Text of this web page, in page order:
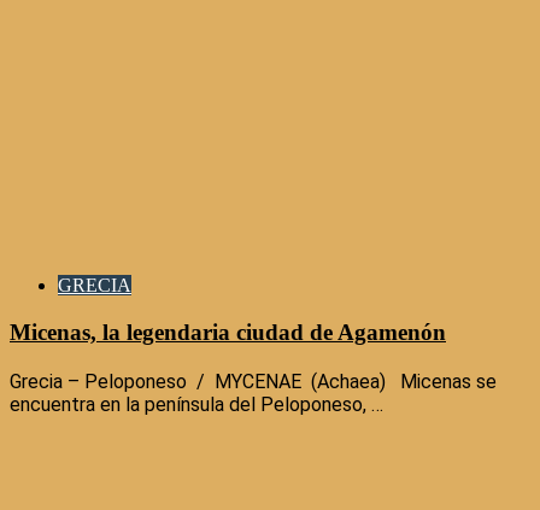
GRECIA
Micenas, la legendaria ciudad de Agamenón
Grecia – Peloponeso / MYCENAE (Achaea) Micenas se
encuentra en la península del Peloponeso, …